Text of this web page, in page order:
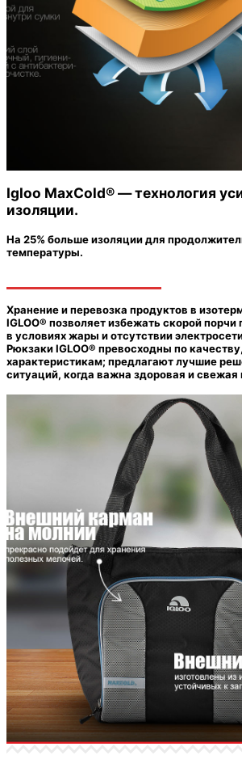
Igloo MaxCold® — технология
изоляции.
На 25% больше изоляции для
температуры.
Хранение и перевозка продуктов в
IGLOO® позволяет избежать скорой порчи
в условиях жары и отсутствии
Рюкзаки IGLOO® превосходны по
характеристикам; предлагают лучшие
ситуаций, когда важна здоровая и